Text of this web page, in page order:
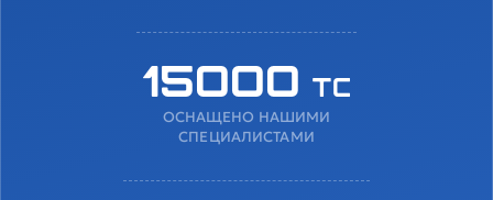
15000 ТС
ОСНАЩЕНО НАШИМИ
СПЕЦИАЛИСТАМИ